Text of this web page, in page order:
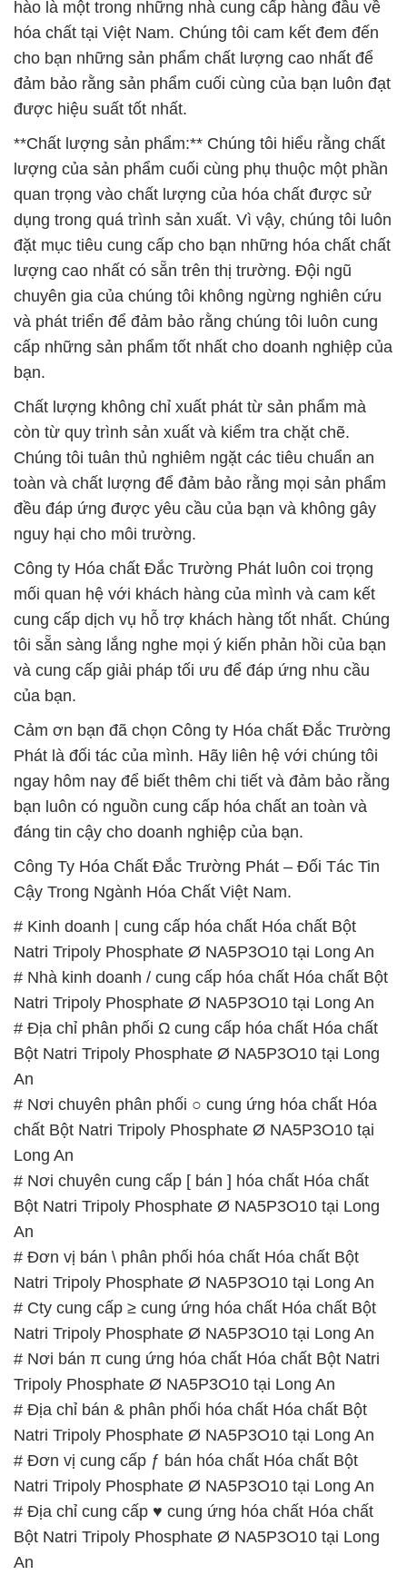
hào là một trong những nhà cung cấp hàng đầu về
hóa chất tại Việt Nam. Chúng tôi cam kết đem đến
cho bạn những sản phẩm chất lượng cao nhất để
đảm bảo rằng sản phẩm cuối cùng của bạn luôn đạt
được hiệu suất tốt nhất.
**Chất lượng sản phẩm:** Chúng tôi hiểu rằng chất
lượng của sản phẩm cuối cùng phụ thuộc một phần
quan trọng vào chất lượng của hóa chất được sử
dụng trong quá trình sản xuất. Vì vậy, chúng tôi luôn
đặt mục tiêu cung cấp cho bạn những hóa chất chất
lượng cao nhất có sẵn trên thị trường. Đội ngũ
chuyên gia của chúng tôi không ngừng nghiên cứu
và phát triển để đảm bảo rằng chúng tôi luôn cung
cấp những sản phẩm tốt nhất cho doanh nghiệp của
bạn.
Chất lượng không chỉ xuất phát từ sản phẩm mà
còn từ quy trình sản xuất và kiểm tra chặt chẽ.
Chúng tôi tuân thủ nghiêm ngặt các tiêu chuẩn an
toàn và chất lượng để đảm bảo rằng mọi sản phẩm
đều đáp ứng được yêu cầu của bạn và không gây
nguy hại cho môi trường.
Công ty Hóa chất Đắc Trường Phát luôn coi trọng
mối quan hệ với khách hàng của mình và cam kết
cung cấp dịch vụ hỗ trợ khách hàng tốt nhất. Chúng
tôi sẵn sàng lắng nghe mọi ý kiến phản hồi của bạn
và cung cấp giải pháp tối ưu để đáp ứng nhu cầu
của bạn.
Cảm ơn bạn đã chọn Công ty Hóa chất Đắc Trường
Phát là đối tác của mình. Hãy liên hệ với chúng tôi
ngay hôm nay để biết thêm chi tiết và đảm bảo rằng
bạn luôn có nguồn cung cấp hóa chất an toàn và
đáng tin cậy cho doanh nghiệp của bạn.
Công Ty Hóa Chất Đắc Trường Phát – Đối Tác Tin
Cậy Trong Ngành Hóa Chất Việt Nam.
# Kinh doanh | cung cấp hóa chất Hóa chất Bột
Natri Tripoly Phosphate Ø NA5P3O10 tại Long An
# Nhà kinh doanh / cung cấp hóa chất Hóa chất Bột
Natri Tripoly Phosphate Ø NA5P3O10 tại Long An
# Địa chỉ phân phối Ω cung cấp hóa chất Hóa chất
Bột Natri Tripoly Phosphate Ø NA5P3O10 tại Long
An
# Nơi chuyên phân phối ○ cung ứng hóa chất Hóa
chất Bột Natri Tripoly Phosphate Ø NA5P3O10 tại
Long An
# Nơi chuyên cung cấp [ bán ] hóa chất Hóa chất
Bột Natri Tripoly Phosphate Ø NA5P3O10 tại Long
An
# Đơn vị bán \ phân phối hóa chất Hóa chất Bột
Natri Tripoly Phosphate Ø NA5P3O10 tại Long An
# Cty cung cấp ≥ cung ứng hóa chất Hóa chất Bột
Natri Tripoly Phosphate Ø NA5P3O10 tại Long An
# Nơi bán π cung ứng hóa chất Hóa chất Bột Natri
Tripoly Phosphate Ø NA5P3O10 tại Long An
# Địa chỉ bán & phân phối hóa chất Hóa chất Bột
Natri Tripoly Phosphate Ø NA5P3O10 tại Long An
# Đơn vị cung cấp ƒ bán hóa chất Hóa chất Bột
Natri Tripoly Phosphate Ø NA5P3O10 tại Long An
# Địa chỉ cung cấp ♥ cung ứng hóa chất Hóa chất
Bột Natri Tripoly Phosphate Ø NA5P3O10 tại Long
An